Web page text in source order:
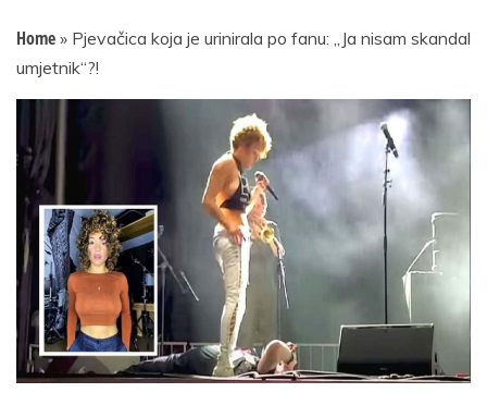
Home » Pjevačica koja je urinirala po fanu: „Ja nisam skandal
umjetnik“?!